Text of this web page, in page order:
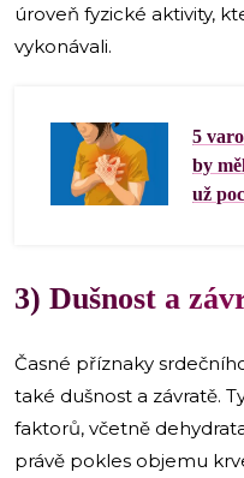
úroveň fyzické aktivity,
vykonávali.
5
by
už
3) Dušnost a
Časné příznaky
také dušnost a závratě.
faktorů, včetně
právě pokles objemu